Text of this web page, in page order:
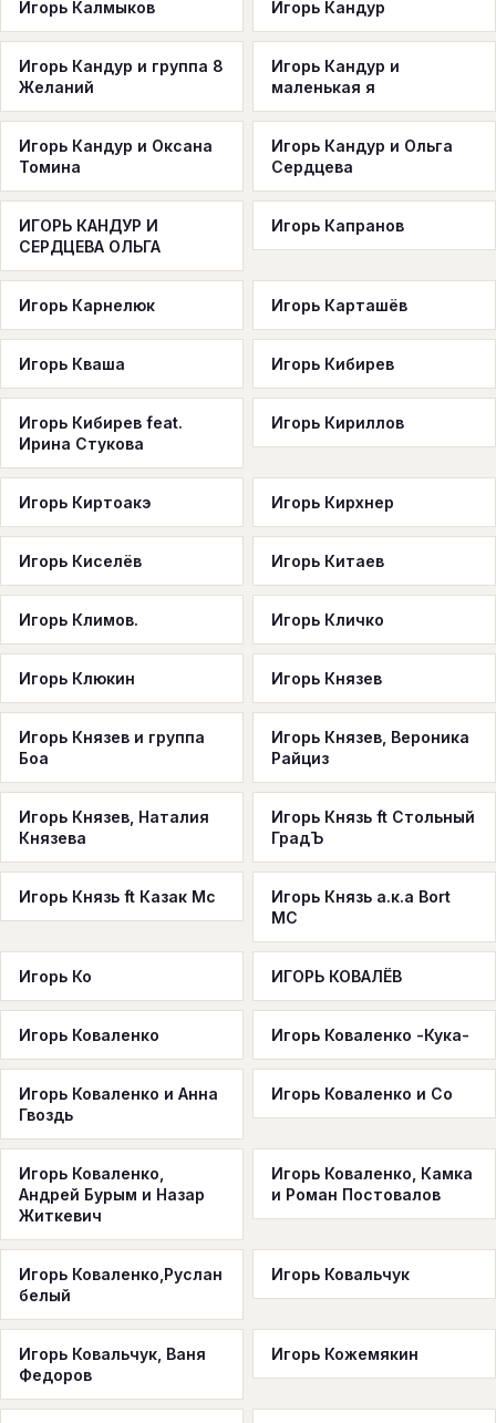
Игорь Калмыков Игорь Кандур
Игорь Кандур и группа 8
Желаний
Игорь Кандур и
маленькая я
Игорь Кандур и Оксана
Томина
Игорь Кандур и Ольга
Сердцева
ИГОРЬ КАНДУР И
СЕРДЦЕВА ОЛЬГА
Игорь Капранов
Игорь Карнелюк Игорь Карташёв
Игорь Кваша Игорь Кибирев
Игорь Кибирев feat.
Ирина Стукова
Игорь Кириллов
Игорь Киртоакэ Игорь Кирхнер
Игорь Киселёв Игорь Китаев
Игорь Климов. Игорь Кличко
Игорь Клюкин Игорь Князев
Игорь Князев и группа
Боа
Игорь Князев, Вероника
Райциз
Игорь Князев, Наталия
Князева
Игорь Князь ft Cтольный
ГрадЪ
Игорь Князь ft Казак Мс
Игорь Князь а.к.а Bort
МС
Игорь Ко ИГОРЬ КОВАЛЁВ
Игорь Коваленко Игорь Коваленко -Кука-
Игорь Коваленко и Анна
Гвоздь
Игорь Коваленко и Со
Игорь Коваленко,
Андрей Бурым и Назар
Житкевич
Игорь Коваленко, Камка
и Роман Постовалов
Игорь Коваленко,Руслан
белый
Игорь Ковальчук
Игорь Ковальчук, Ваня
Федоров
Игорь Кожемякин